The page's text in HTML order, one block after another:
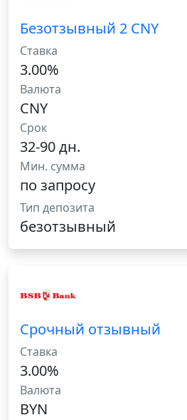
Безотзывный 2 CNY
Ставка
3.00%
Валюта
CNY
Срок
32-90 дн.
Мин. сумма
по запросу
Тип депозита
безотзывный
Срочный отзывный
Ставка
3.00%
Валюта
BYN